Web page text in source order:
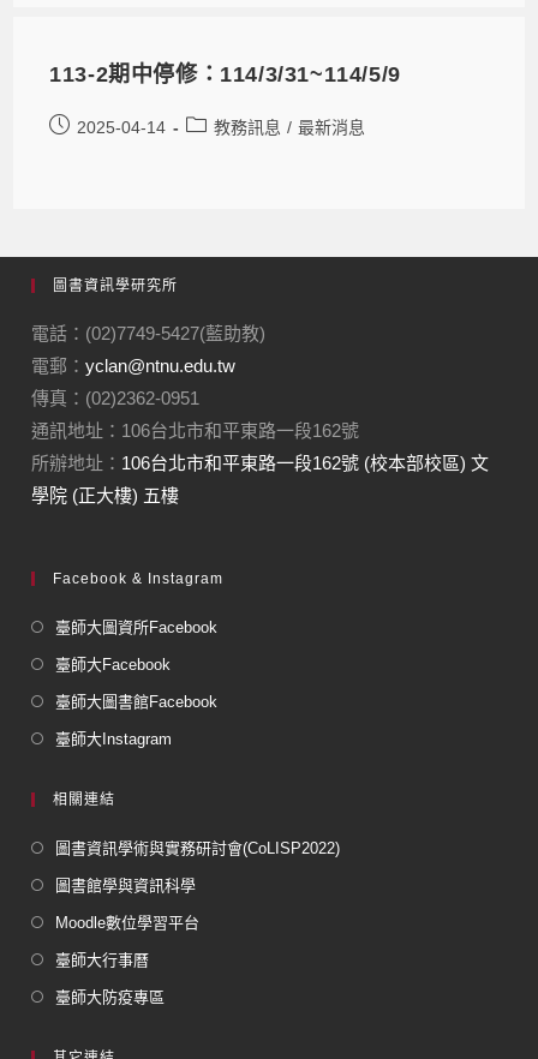
113-2期中停修：114/3/31~114/5/9
2025-04-14 教務訊息 / 最新消息
圖書資訊學研究所
電話：(02)7749-5427(藍助教)
電郵：yclan@ntnu.edu.tw
傳真：(02)2362-0951
通訊地址：106台北市和平東路一段162號
所辦地址： 106台北市和平東路一段162號 (校本部校區) 文
學院 (正大樓) 五樓
Facebook & Instagram
臺師大圖資所Facebook
臺師大Facebook
臺師大圖書館Facebook
臺師大Instagram
相關連結
圖書資訊學術與實務研討會(CoLISP2022)
圖書館學與資訊科學
Moodle數位學習平台
臺師大行事曆
臺師大防疫專區